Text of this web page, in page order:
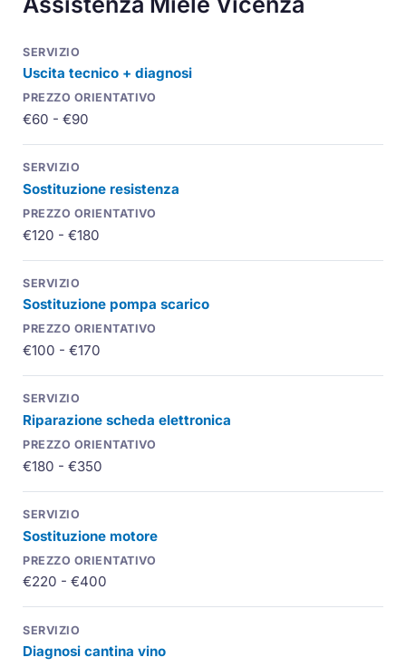
Uscita tecnico + diagnosi
€60 - €90
Sostituzione resistenza
€120 - €180
Sostituzione pompa scarico
€100 - €170
Riparazione scheda elettronica
€180 - €350
Sostituzione motore
€220 - €400
Diagnosi cantina vino